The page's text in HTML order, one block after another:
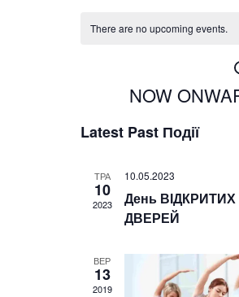
There are no upcoming events.
NOW
Latest Past Події
ТРА
10
2023
10.05.2023
День ВІДКРИТИХ
ДВЕРЕЙ
ВЕР
13
2019